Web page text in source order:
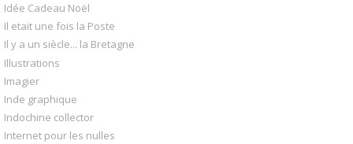
Idée Cadeau Noël
Il etait une fois la Poste
Il y a un siècle... la Bretagne
Illustrations
Imagier
Inde graphique
Indochine collector
Internet pour les nulles